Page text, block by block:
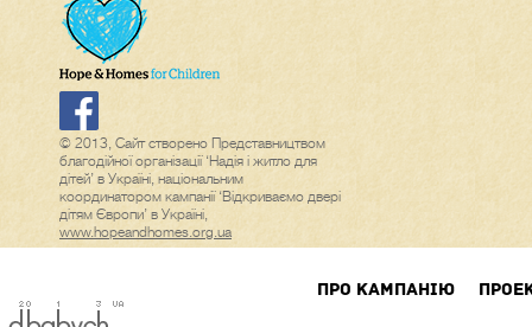
© 2013, Сайт створено Представництвом
благодійної організації ‘Надія і житло для
дітей’ в Україні, національним
координатором кампанії ‘Відкриваємо двері
дітям Європи’ в Україні,
www.hopeandhomes.org.ua
ПРО КАМПАНIЮ